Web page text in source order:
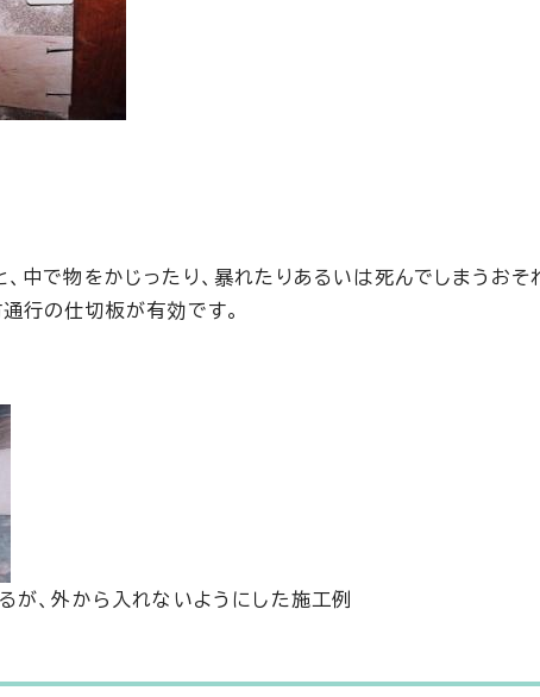
中で物をかじったり、暴れたりあるいは死んでしまうおそ
行の仕切板が有効です。
が、外から入れないようにした施工例